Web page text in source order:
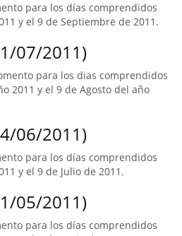
para los días comprendidos
y el 9 de Septiembre de 2011.
07/2011)
para los dias comprendidos
2011 y el 9 de Agosto del año
06/2011)
para los días comprendidos
y el 9 de Julio de 2011.
05/2011)
para los días comprendidos